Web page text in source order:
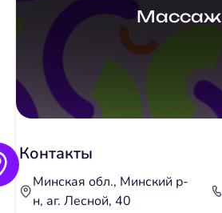
Массаж
Контакты
Минская обл., Минский р-
н, аг. Лесной, 40